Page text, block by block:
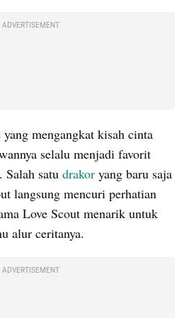
ADVERTISEMENT
mengangkat kisah cinta
selalu menjadi favorit
Salah satu drakor yang baru saja
langsung mencuri perhatian
Love Scout menarik untuk
alur ceritanya.
ADVERTISEMENT